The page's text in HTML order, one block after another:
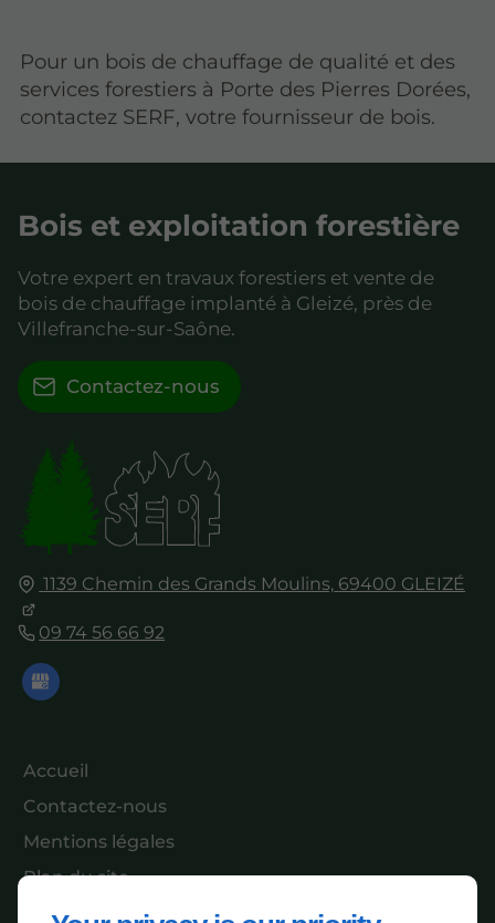
Pour un bois de chauffage de qualité et des
services forestiers à Porte des Pierres Dorées,
contactez SERF, votre fournisseur de bois.
1139 Chemin des Grands Moulins, 69400 GLEIZÉ
09 74 56 66 92
Accueil
Contactez-nous
Mentions légales
Plan du site
Bois et exploitation forestière
Votre expert en travaux forestiers et vente de
bois de chauffage implanté à Gleizé, près de
Villefranche-sur-Saône.
Contactez-nous